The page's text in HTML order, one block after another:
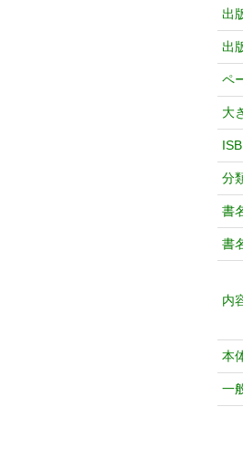
出
出
ペ
大
分
書
書
内
本
一